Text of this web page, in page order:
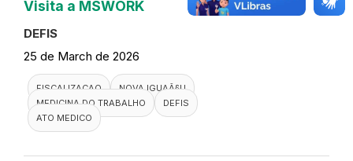
Visita a MSWORK
DEFIS
25 de March de 2026
FISCALIZACAO
NOVA IGUAÃ§U
MEDICINA DO TRABALHO
DEFIS
ATO MEDICO